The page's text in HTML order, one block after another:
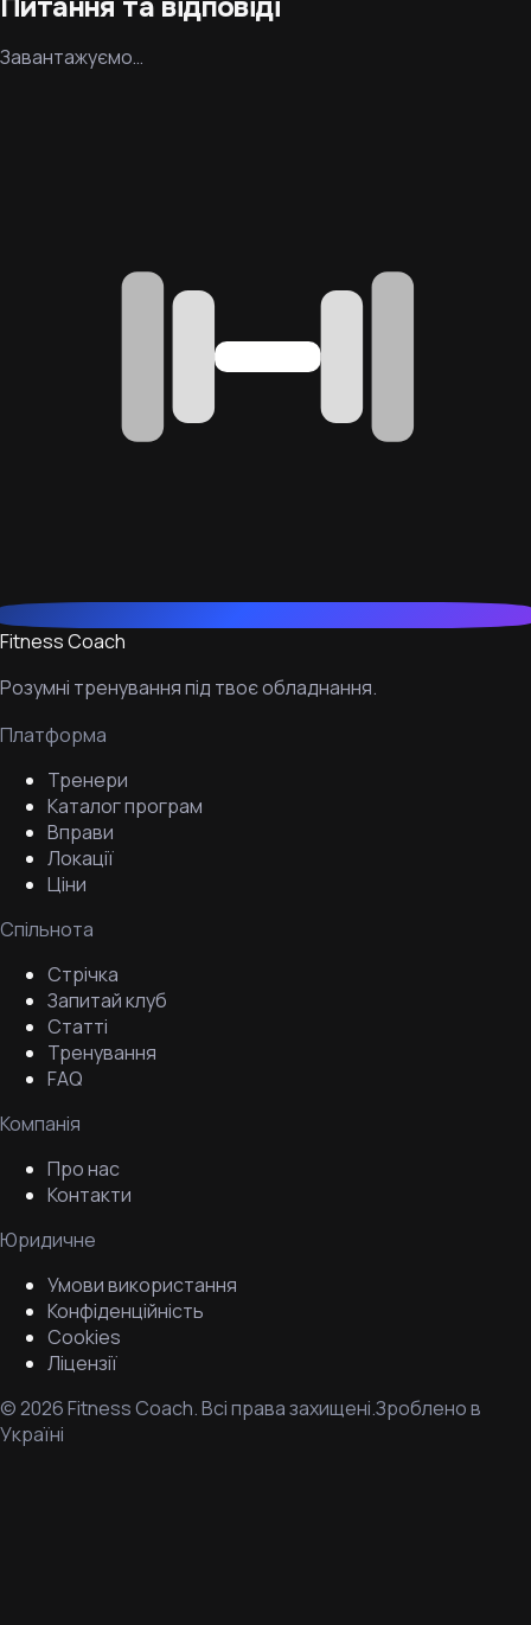
Питання та відповіді
Завантажуємо…
Fitness Coach
Розумні тренування під твоє обладнання.
Платформа
Тренери
Каталог програм
Вправи
Локації
Ціни
Спільнота
Стрічка
Запитай клуб
Статті
Тренування
FAQ
Компанія
Про нас
Контакти
Юридичне
Умови використання
Конфіденційність
Cookies
Ліцензії
©2026Fitness Coach.Всі права захищені.Зроблено в
Україні